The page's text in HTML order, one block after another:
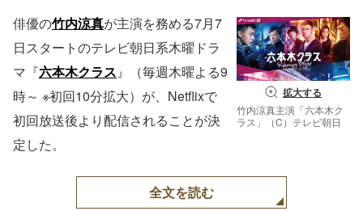
拡大する
竹内涼真主演「六本木ク
ラス」（C）テレビ朝日
俳優の竹内涼真が主演を務める7月7
日スタートのテレビ朝日系木曜ドラ
マ『六本木クラス』（毎週木曜よる9
時～ ※初回10分拡大）が、Netflixで
初回放送後より配信されることが決
定した。
全文を読む